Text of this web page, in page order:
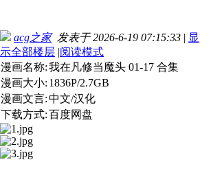
acg之家发表于 2026-6-19 07:15:33 | 显
示全部楼层 |阅读模式
漫画名称:我在凡修当魔头 01-17 合集
漫画大小: 1836P/2.7GB
漫画文言:中文/汉化
下载方式:百度网盘